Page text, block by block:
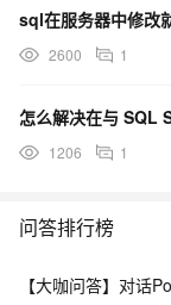
2600 1
1206 1
问答排行榜